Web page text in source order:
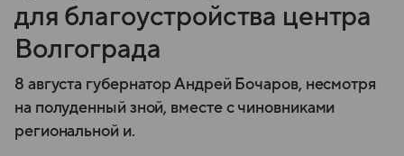
для благоустройства центра
Волгограда
8 августа губернатор Андрей Бочаров, несмотря
на полуденный зной, вместе с чиновниками
региональной и.